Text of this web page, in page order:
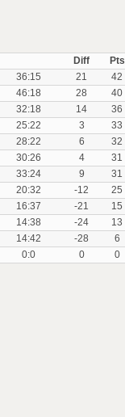
Diff
Pts
36:15 21
42
46:18 28
40
32:18 14
36
25:22 3
33
28:22 6
32
30:26 4
31
33:24 9
31
20:32 -12
25
16:37 -21
15
14:38 -24
13
14:42 -28
6
0:0 0 0